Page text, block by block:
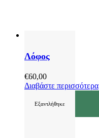
Λόφος
€60,00
Διαβάστε περισσότερα
Εξαντλήθηκε